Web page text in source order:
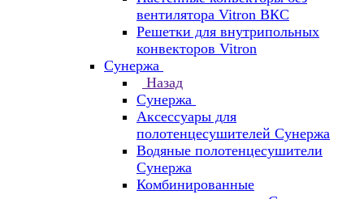
вентилятора Vitron ВКС
Решетки для внутрипольных
конвекторов Vitron
Сунержа
Назад
Сунержа
Аксессуары для
полотенцесушителей Сунержа
Водяные полотенцесушители
Сунержа
Комбинированные